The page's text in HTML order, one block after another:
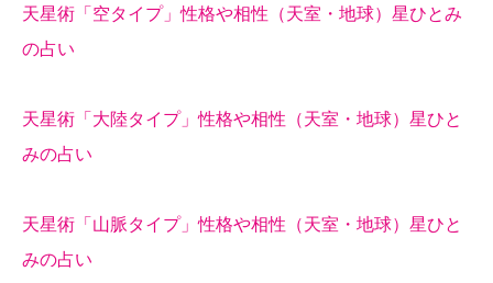
天星術「空タイプ」性格や相性（天室・地球）星ひとみ
の占い
天星術「大陸タイプ」性格や相性（天室・地球）星ひと
みの占い
天星術「山脈タイプ」性格や相性（天室・地球）星ひと
みの占い